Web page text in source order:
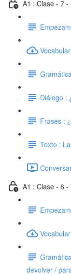
A1 : Clase - 7
Diálogo :
Frases :
Texto :
A1 : Clase - 8
devolver /